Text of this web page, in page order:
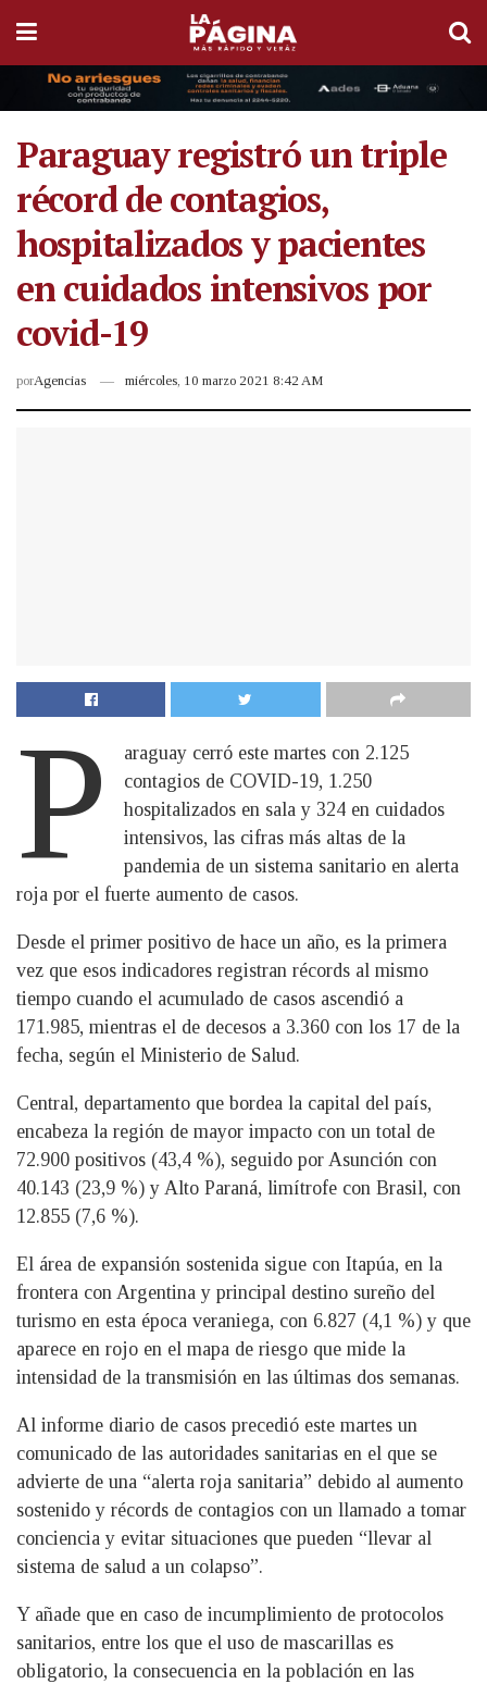
Paraguay registró un triple
récord de contagios,
hospitalizados y pacientes
en cuidados intensivos por
covid-19
porAgencias miércoles, 10 marzo 2021 8:42 AM
P
araguay cerró este martes con 2.125
contagios de COVID-19, 1.250
hospitalizados en sala y 324 en cuidados
intensivos, las cifras más altas de la
pandemia de un sistema sanitario en alerta
roja por el fuerte aumento de casos.
Desde el primer positivo de hace un año, es la primera
vez que esos indicadores registran récords al mismo
tiempo cuando el acumulado de casos ascendió a
171.985, mientras el de decesos a 3.360 con los 17 de la
fecha, según el Ministerio de Salud.
Central, departamento que bordea la capital del país,
encabeza la región de mayor impacto con un total de
72.900 positivos (43,4 %), seguido por Asunción con
40.143 (23,9 %) y Alto Paraná, limítrofe con Brasil, con
12.855 (7,6 %).
El área de expansión sostenida sigue con Itapúa, en la
frontera con Argentina y principal destino sureño del
turismo en esta época veraniega, con 6.827 (4,1 %) y que
aparece en rojo en el mapa de riesgo que mide la
intensidad de la transmisión en las últimas dos semanas.
Al informe diario de casos precedió este martes un
comunicado de las autoridades sanitarias en el que se
advierte de una “alerta roja sanitaria” debido al aumento
sostenido y récords de contagios con un llamado a tomar
conciencia y evitar situaciones que pueden “llevar al
sistema de salud a un colapso”.
Y añade que en caso de incumplimiento de protocolos
sanitarios, entre los que el uso de mascarillas es
obligatorio, la consecuencia en la población en las